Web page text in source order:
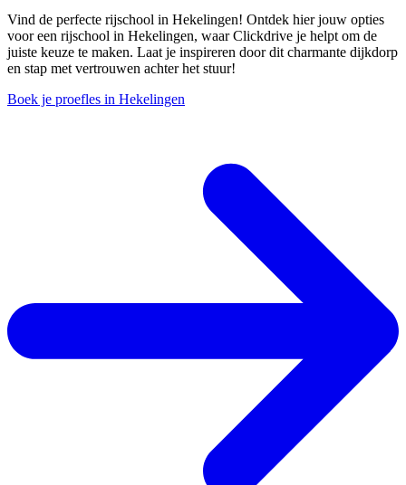
Vind de perfecte rijschool in Hekelingen! Ontdek hier jouw opties
voor een rijschool in Hekelingen, waar Clickdrive je helpt om de
juiste keuze te maken. Laat je inspireren door dit charmante dijkdorp
en stap met vertrouwen achter het stuur!
Boek je proefles in Hekelingen